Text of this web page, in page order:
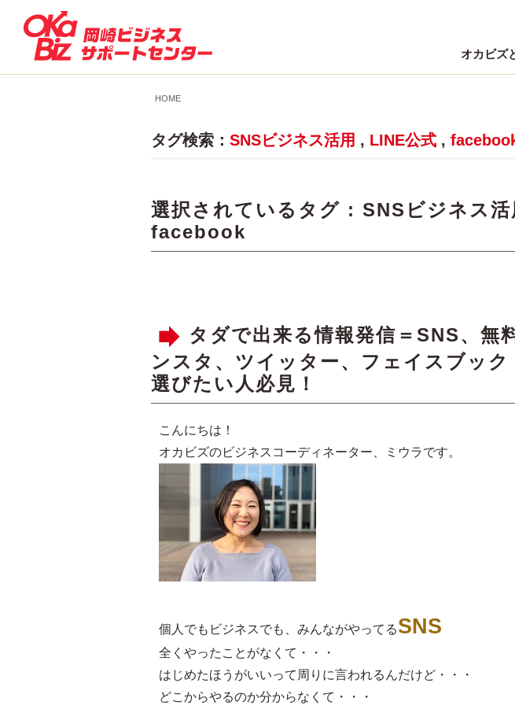
オカビズ
HOME
タグ検索： SNSビジネス活用 , LINE公式 ,
選択されているタグ : SNSビジネス活
facebook
タダで出来る情報発信＝SNS、無
ンスタ、ツイッター、フェイスブッ
選びたい人必見！
こんにちは！
オカビズのビジネスコーディネーター、ミウラです。
個人でもビジネスでも、みんながやってるSNS
全くやったことがなくて・・・
はじめたほうがいいって周りに言われるんだけど・・・
どこからやるのか分からなくて・・・